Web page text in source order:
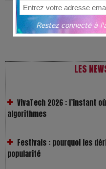
JEU
LES
Festivals : pourquoi les
Les Rayons et les Ombres
Restez connecté à